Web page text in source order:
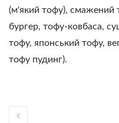
(м'який тофу), смажений
бургер, тофу-ковбаса,
тофу, японський тофу,
тофу пудинг).